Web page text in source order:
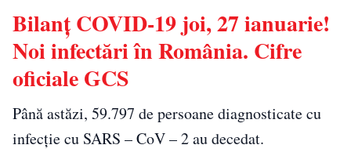
Bilanț COVID-19 joi, 27 ianuarie!
Noi infectări în România. Cifre
oficiale GCS
Până astăzi, 59.797 de persoane diagnosticate cu
infecție cu SARS – CoV – 2 au decedat.